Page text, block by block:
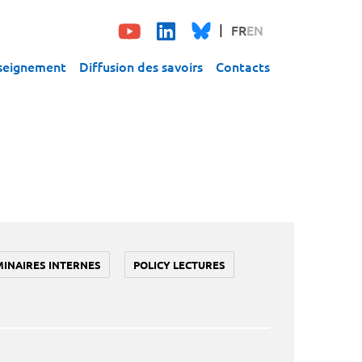
FREN
Diffusion des savoirs Contacts
INTERNES POLICY LECTURES